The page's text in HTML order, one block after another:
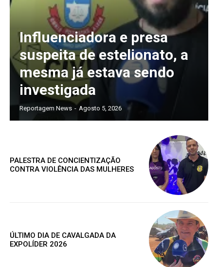
Influenciadora e presa
suspeita de estelionato, a
mesma já estava sendo
investigada
Reportagem News - Agosto 5, 2026
PALESTRA DE CONCIENTIZAÇÃO
CONTRA VIOLÊNCIA DAS MULHERES
ÚLTIMO DIA DE CAVALGADA DA
EXPOLÍDER 2026